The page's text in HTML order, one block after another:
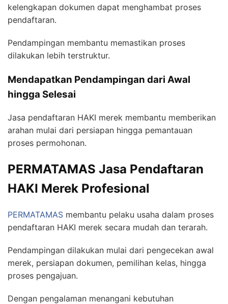
kelengkapan dokumen dapat menghambat proses
pendaftaran.
Pendampingan membantu memastikan proses
dilakukan lebih terstruktur.
Mendapatkan Pendampingan dari Awal
hingga Selesai
Jasa pendaftaran HAKI merek membantu memberikan
arahan mulai dari persiapan hingga pemantauan
proses permohonan.
PERMATAMAS Jasa Pendaftaran
HAKI Merek Profesional
PERMATAMAS membantu pelaku usaha dalam proses
pendaftaran HAKI merek secara mudah dan terarah.
Pendampingan dilakukan mulai dari pengecekan awal
merek, persiapan dokumen, pemilihan kelas, hingga
proses pengajuan.
Dengan pengalaman menangani kebutuhan